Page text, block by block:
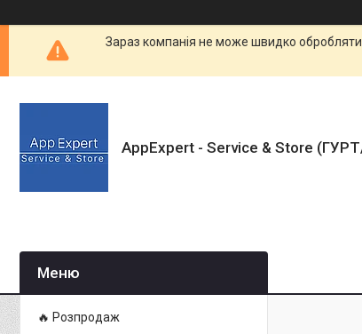
Зараз компанія не може швидко обробляти
AppExpert - Service & Store
🔥 Розпродаж